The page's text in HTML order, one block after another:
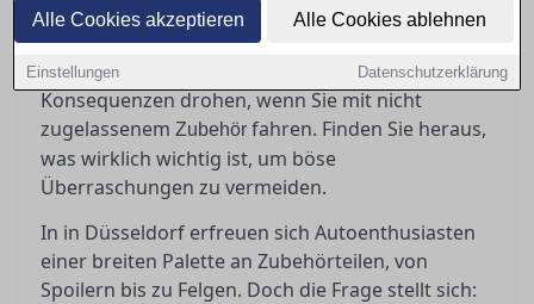
Alle Cookies akzeptieren Alle Cookies ablehnen
Einstellungen Datenschutzerklärung
werden. In diesem Ratgeber klären wir, welche
Zubehörteile eingetragen werden müssen, was
ABE und Teilegutachten bedeuten und welche
Konsequenzen drohen, wenn Sie mit nicht
zugelassenem Zubehör fahren. Finden Sie heraus,
was wirklich wichtig ist, um böse
Überraschungen zu vermeiden.
In in Düsseldorf erfreuen sich Autoenthusiasten
einer breiten Palette an Zubehörteilen, von
Spoilern bis zu Felgen. Doch die Frage stellt sich: